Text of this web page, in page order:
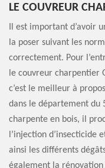
LE COUVREUR
Il est important d’avoir
la poser suivant les
correctement. Pour
le couvreur charpentier
c’est le meilleur à
dans le département du
charpente en bois, il
l’injection d’insecticide
ainsi les différents
également la